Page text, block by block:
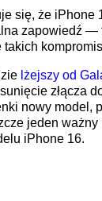
się, że
zapowiedź —
takich
lżejszy od
złącza
nowy model,
jeden
iPhone 16.